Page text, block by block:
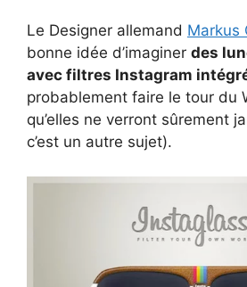
Le Designer allemand Markus
bonne idée d’imaginer des
avec filtres Instagram
probablement faire le tour du
qu’elles ne verront sûrement
c’est un autre sujet).